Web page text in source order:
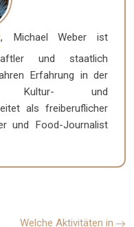
, Michael Weber ist
und staatlich
Erfahrung in der
Kultur- und
als freiberuflicher
und Food-Journalist
Welche Aktivitäten in